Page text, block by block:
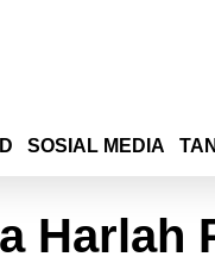
SOSIAL MEDIA
Harlah